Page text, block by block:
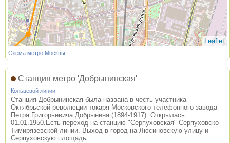
Leaflet
Схема метро Москвы
Станция метро 'Добрынинская'
Кольцевой линии
Станция Добрынинская была названа в честь участника
Октябрьской революции токаря Московского телефонного завода
Петра Григорьевича Добрынина (1894-1917). Открылась
01.01.1950.Есть переход на станцию "Серпуховская" Серпуховско-
Тимирязевской линии. Выход в город на Люсиновскую улицу и
Серпуховскую площадь.